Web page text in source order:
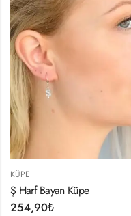
KÜPE
Ş Harf Bayan Küpe
254,90₺